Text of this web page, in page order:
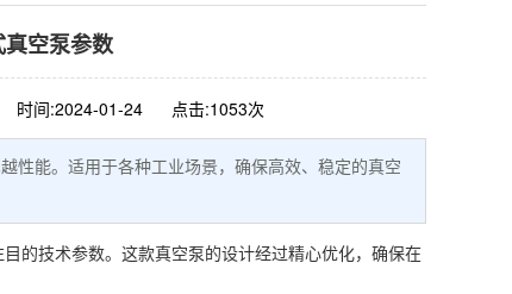
空泵参数
时间:2024-01-24 点击:1053次
性能。适用于各种工业场景，确保高效、稳定的真空
的技术参数。这款真空泵的设计经过精心优化，确保在